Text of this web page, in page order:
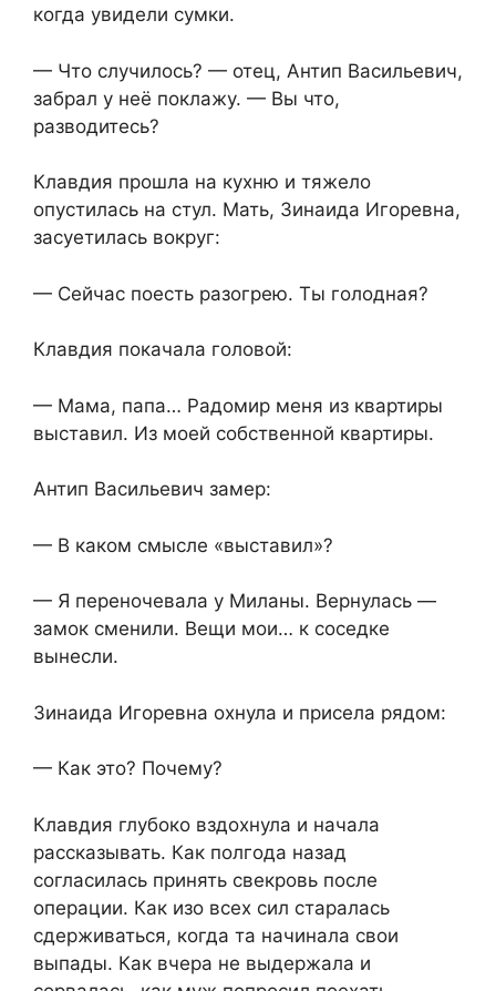
когда увидели сумки.
— Что случилось? — отец, Антип Васильевич,
забрал у неё поклажу. — Вы что,
разводитесь?
Клавдия прошла на кухню и тяжело
опустилась на стул. Мать, Зинаида Игоревна,
засуетилась вокруг:
— Сейчас поесть разогрею. Ты голодная?
Клавдия покачала головой:
— Мама, папа… Радомир меня из квартиры
выставил. Из моей собственной квартиры.
Антип Васильевич замер:
— В каком смысле «выставил»?
— Я переночевала у Миланы. Вернулась —
замок сменили. Вещи мои… к соседке
вынесли.
Зинаида Игоревна охнула и присела рядом:
— Как это? Почему?
Клавдия глубоко вздохнула и начала
рассказывать. Как полгода назад
согласилась принять свекровь после
операции. Как изо всех сил старалась
сдерживаться, когда та начинала свои
выпады. Как вчера не выдержала и